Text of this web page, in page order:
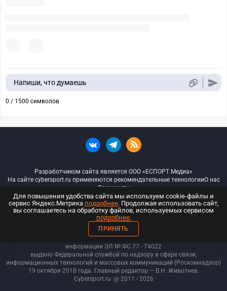
Напиши, что думаешь
0 / 1500 символов
Разработчиком сайта является ООО «ЕСПОРТ Медиа»
На сайте cybersport.ru применяются рекомендательные технологииО нас
Документы
© ООО «Киберспорт.ру» — Все права защищены
18+
ООО «Киберспорт.ру». Свидетельство о регистрации средств массовой
информации ЭЛ № ФС 77 - 74022
выдано Федеральной службой по надзору в сфере связи,
информационных технологий и массовых коммуникаций (Роскомнадзор)
19 октября 2018 года. Главный редактор — В.Н. Животнев.
Cybersport.ru @ 2011 - 2026
Для повышения удобства сайта мы используем cookie-файлы и
сервис Яндекс.Метрика подробнее. Продолжая использовать сайт,
вы соглашаетесь на обработку файлов, используемых сервисом
подробнее.
ПРИНЯТЬ